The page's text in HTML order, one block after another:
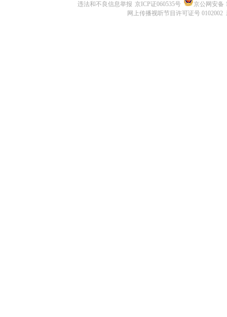
违法和不良信息举报 京ICP证060535号
京公网安备
网上传播视听节目许可证号 0102002